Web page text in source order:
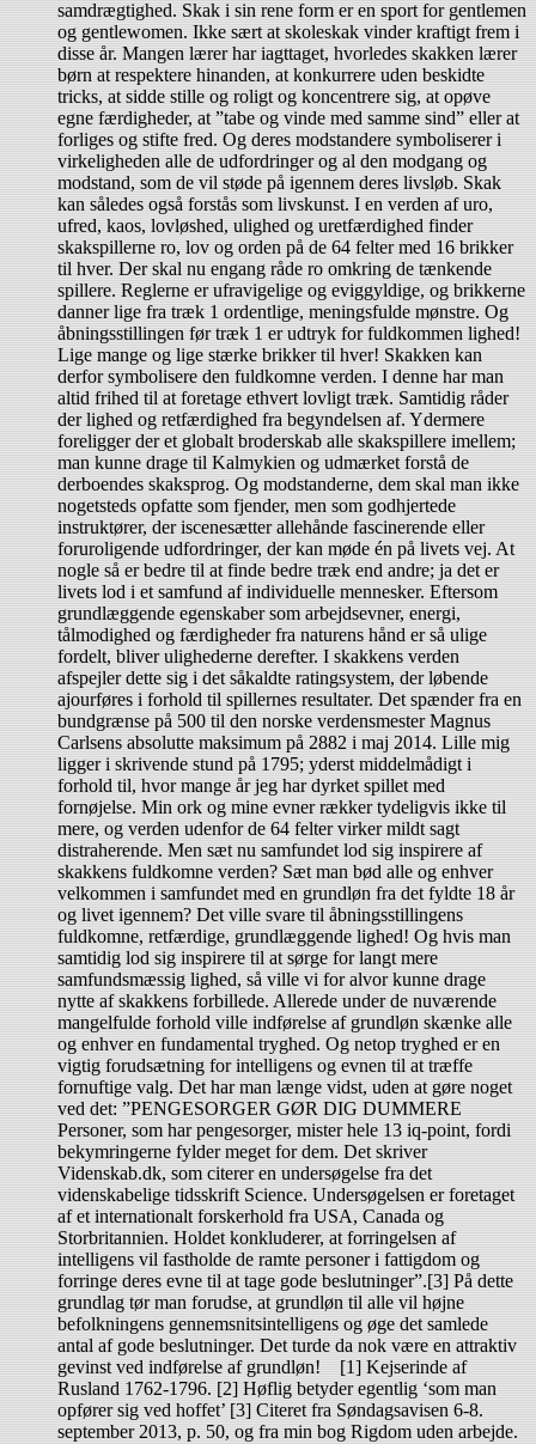
samdrægtighed. Skak i sin rene form er en sport for gentlemen
og gentlewomen. Ikke sært at skoleskak vinder kraftigt frem i
disse år. Mangen lærer har iagttaget, hvorledes skakken lærer
børn at respektere hinanden, at konkurrere uden beskidte
tricks, at sidde stille og roligt og koncentrere sig, at opøve
egne færdigheder, at ”tabe og vinde med samme sind” eller at
forliges og stifte fred. Og deres modstandere symboliserer i
virkeligheden alle de udfordringer og al den modgang og
modstand, som de vil støde på igennem deres livsløb. Skak
kan således også forstås som livskunst. I en verden af uro,
ufred, kaos, lovløshed, ulighed og uretfærdighed finder
skakspillerne ro, lov og orden på de 64 felter med 16 brikker
til hver. Der skal nu engang råde ro omkring de tænkende
spillere. Reglerne er ufravigelige og eviggyldige, og brikkerne
danner lige fra træk 1 ordentlige, meningsfulde mønstre. Og
åbningsstillingen før træk 1 er udtryk for fuldkommen lighed!
Lige mange og lige stærke brikker til hver! Skakken kan
derfor symbolisere den fuldkomne verden. I denne har man
altid frihed til at foretage ethvert lovligt træk. Samtidig råder
der lighed og retfærdighed fra begyndelsen af. Ydermere
foreligger der et globalt broderskab alle skakspillere imellem;
man kunne drage til Kalmykien og udmærket forstå de
derboendes skaksprog. Og modstanderne, dem skal man ikke
nogetsteds opfatte som fjender, men som godhjertede
instruktører, der iscenesætter allehånde fascinerende eller
foruroligende udfordringer, der kan møde én på livets vej. At
nogle så er bedre til at finde bedre træk end andre; ja det er
livets lod i et samfund af individuelle mennesker. Eftersom
grundlæggende egenskaber som arbejdsevner, energi,
tålmodighed og færdigheder fra naturens hånd er så ulige
fordelt, bliver ulighederne derefter. I skakkens verden
afspejler dette sig i det såkaldte ratingsystem, der løbende
ajourføres i forhold til spillernes resultater. Det spænder fra en
bundgrænse på 500 til den norske verdensmester Magnus
Carlsens absolutte maksimum på 2882 i maj 2014. Lille mig
ligger i skrivende stund på 1795; yderst middelmådigt i
forhold til, hvor mange år jeg har dyrket spillet med
fornøjelse. Min ork og mine evner rækker tydeligvis ikke til
mere, og verden udenfor de 64 felter virker mildt sagt
distraherende. Men sæt nu samfundet lod sig inspirere af
skakkens fuldkomne verden? Sæt man bød alle og enhver
velkommen i samfundet med en grundløn fra det fyldte 18 år
og livet igennem? Det ville svare til åbningsstillingens
fuldkomne, retfærdige, grundlæggende lighed! Og hvis man
samtidig lod sig inspirere til at sørge for langt mere
samfundsmæssig lighed, så ville vi for alvor kunne drage
nytte af skakkens forbillede. Allerede under de nuværende
mangelfulde forhold ville indførelse af grundløn skænke alle
og enhver en fundamental tryghed. Og netop tryghed er en
vigtig forudsætning for intelligens og evnen til at træffe
fornuftige valg. Det har man længe vidst, uden at gøre noget
ved det: ”PENGESORGER GØR DIG DUMMERE
Personer, som har pengesorger, mister hele 13 iq-point, fordi
bekymringerne fylder meget for dem. Det skriver
Videnskab.dk, som citerer en undersøgelse fra det
videnskabelige tidsskrift Science. Undersøgelsen er foretaget
af et internationalt forskerhold fra USA, Canada og
Storbritannien. Holdet konkluderer, at forringelsen af
intelligens vil fastholde de ramte personer i fattigdom og
forringe deres evne til at tage gode beslutninger”.[3] På dette
grundlag tør man forudse, at grundløn til alle vil højne
befolkningens gennemsnitsintelligens og øge det samlede
antal af gode beslutninger. Det turde da nok være en attraktiv
gevinst ved indførelse af grundløn! [1] Kejserinde af
Rusland 1762-1796. [2] Høflig betyder egentlig ‘som man
opfører sig ved hoffet’ [3] Citeret fra Søndagsavisen 6-8.
september 2013, p. 50, og fra min bog Rigdom uden arbejde.